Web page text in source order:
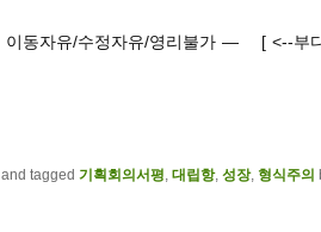
. 이동자유/수정자유/영리불가 — [ <--부
and tagged 기획회의서평 대립항, 성장, 형식주의